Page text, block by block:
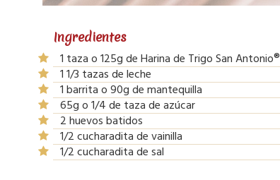
Ingredientes
1 taza o 125g de Harina de Trigo San Antonio®
1 1/3 tazas de leche
1 barrita o 90g de mantequilla
65g o 1/4 de taza de azúcar
2 huevos batidos
1/2 cucharadita de vainilla
1/2 cucharadita de sal